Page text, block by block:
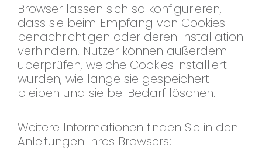
Browser lassen sich so konfigurieren,
dass sie beim Empfang von Cookies
benachrichtigen oder deren Installation
verhindern. Nutzer können außerdem
überprüfen, welche Cookies installiert
wurden, wie lange sie gespeichert
bleiben und sie bei Bedarf löschen.
Weitere Informationen finden Sie in den
Anleitungen Ihres Browsers: